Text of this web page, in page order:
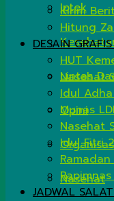
Iptek
Lintas
Opini
Nasehat
Kirim
Hitung
DESAIN
HUT
Nasehat
Idul
Munas
Nasehat
Idul Fitri
JADWAL